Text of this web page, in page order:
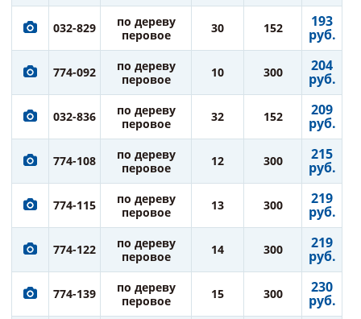
032-829
по дереву
перовое
30 152 193
руб.
774-092
по дереву
перовое
10 300 204
руб.
032-836
по дереву
перовое
32 152 209
руб.
774-108
по дереву
перовое
12 300 215
руб.
774-115
по дереву
перовое
13 300 219
руб.
774-122
по дереву
перовое
14 300 219
руб.
774-139
по дереву
перовое
15 300 230
руб.